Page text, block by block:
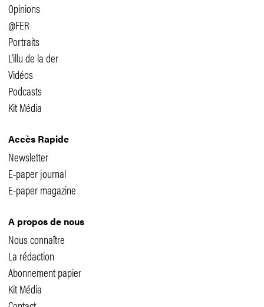
Opinions
@FER
Portraits
L'illu de la der
Vidéos
Podcasts
Kit Média
Accès Rapide
Newsletter
E-paper journal
E-paper magazine
A propos de nous
Nous connaître
La rédaction
Abonnement papier
Kit Média